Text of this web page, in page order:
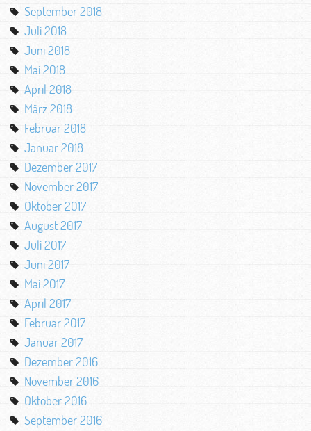
September 2018
Juli 2018
Juni 2018
Mai 2018
April 2018
März 2018
Februar 2018
Januar 2018
Dezember 2017
November 2017
Oktober 2017
August 2017
Juli 2017
Juni 2017
Mai 2017
April 2017
Februar 2017
Januar 2017
Dezember 2016
November 2016
Oktober 2016
September 2016